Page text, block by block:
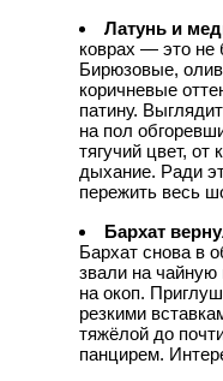
Латунь и
коврах — это не
Бирюзовые,
коричневые
патину.
на пол
тягучий цвет, от
дыхание. Ради
пережить весь
Бархат
Бархат снова в
звали на
на окоп.
резкими
тяжёлой до
панцирем.